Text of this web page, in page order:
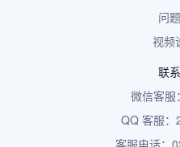
问
视频
联
微信客服
QQ 客服
客服电话：